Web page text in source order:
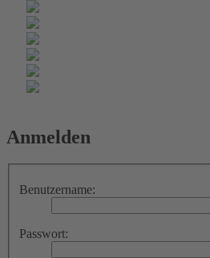
Anmelden
Benutzername:
Passwort: